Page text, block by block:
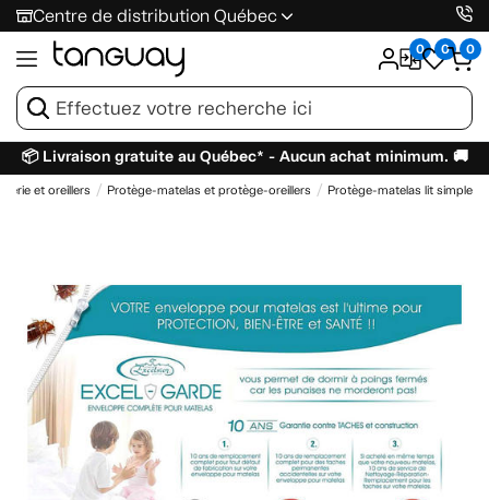
Centre de distribution Québec
0 0 0
📦 Livraison gratuite au Québec* - Aucun achat minimum. 🚚
et oreillers Protège-matelas et protège-oreillers Protège-matelas lit simple